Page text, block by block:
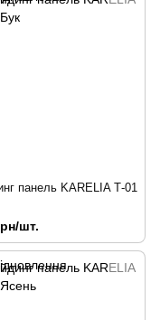
панель KARELIA Т-01
шт.